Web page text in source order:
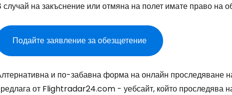
случай на закъснение или отмяна на полет имате право на
Подайте заявление за обезщетение
и по-забавна форма на онлайн проследяване
от Flightradar24.com - уебсайт, който проследява